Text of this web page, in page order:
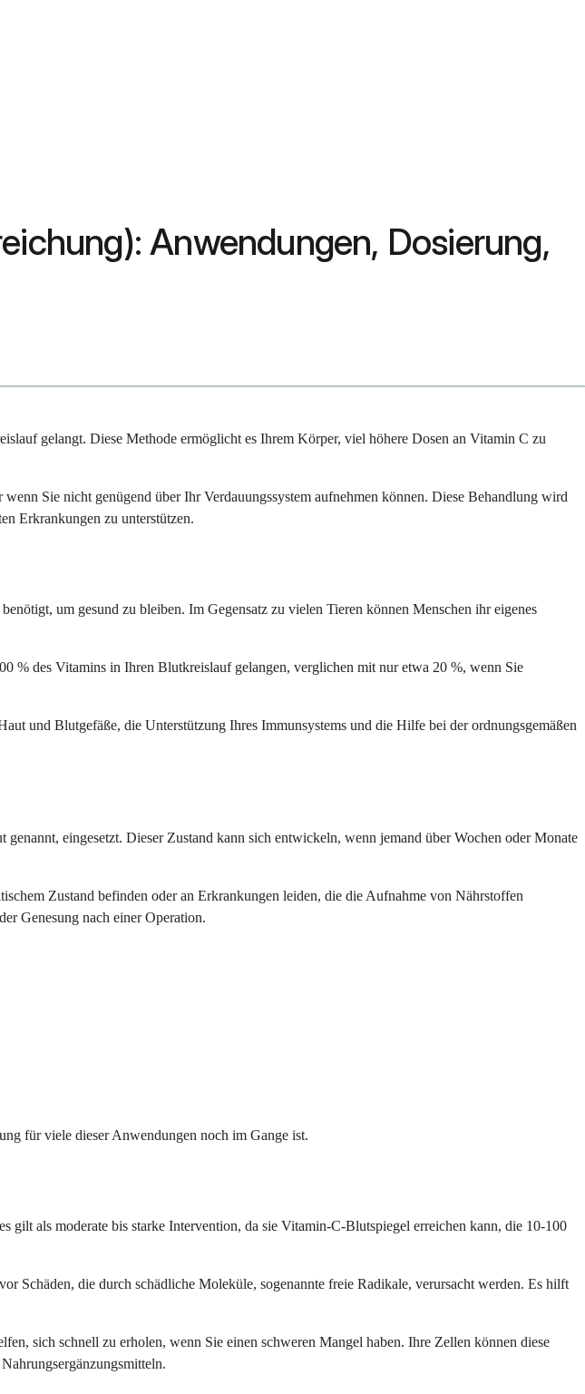
Anwendungen, Dosierung,
gelangt. Diese Methode ermöglicht es Ihrem Körper, viel höhere Dosen an Vitamin C zu
Sie nicht genügend über Ihr Verdauungssystem aufnehmen können. Diese Behandlung wird
Erkrankungen zu unterstützen.
um gesund zu bleiben. Im Gegensatz zu vielen Tieren können Menschen ihr eigenes
% des Vitamins in Ihren Blutkreislauf gelangen, verglichen mit nur etwa 20 %, wenn Sie
und Blutgefäße, die Unterstützung Ihres Immunsystems und die Hilfe bei der ordnungsgemäßen
eingesetzt. Dieser Zustand kann sich entwickeln, wenn jemand über Wochen oder Monate
Zustand befinden oder an Erkrankungen leiden, die die Aufnahme von Nährstoffen
Genesung nach einer Operation.
für viele dieser Anwendungen noch im Gange ist.
als moderate bis starke Intervention, da sie Vitamin-C-Blutspiegel erreichen kann, die 10-100
Schäden, die durch schädliche Moleküle, sogenannte freie Radikale, verursacht werden. Es hilft
sich schnell zu erholen, wenn Sie einen schweren Mangel haben. Ihre Zellen können diese